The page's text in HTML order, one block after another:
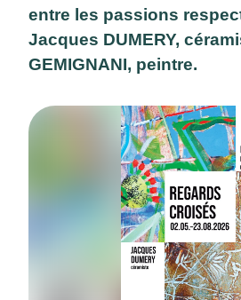
entre les passions
Jacques DUMERY,
GEMIGNANI, peintre.